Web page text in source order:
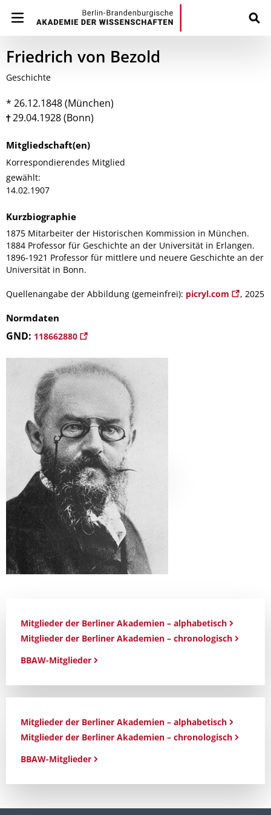
Friedrich von Bezold
Geschichte
* 26.12.1848 (München)
29.04.1928 (Bonn)
Mitgliedschaft(en)
Korrespondierendes Mitglied
gewählt:
14.02.1907
Kurzbiographie
1875 Mitarbeiter der Historischen Kommission in München.
1884 Professor für Geschichte an der Universität in Erlangen.
1896-1921 Professor für mittlere und neuere Geschichte an der
Universität in Bonn.
Quellenangabe der Abbildung (gemeinfrei): picryl.com , 2025
Normdaten
GND: 118662880
Mitglieder der Berliner Akademien – alphabetisch
Mitglieder der Berliner Akademien – chronologisch
BBAW-Mitglieder
Mitglieder der Berliner Akademien – alphabetisch
Mitglieder der Berliner Akademien – chronologisch
BBAW-Mitglieder